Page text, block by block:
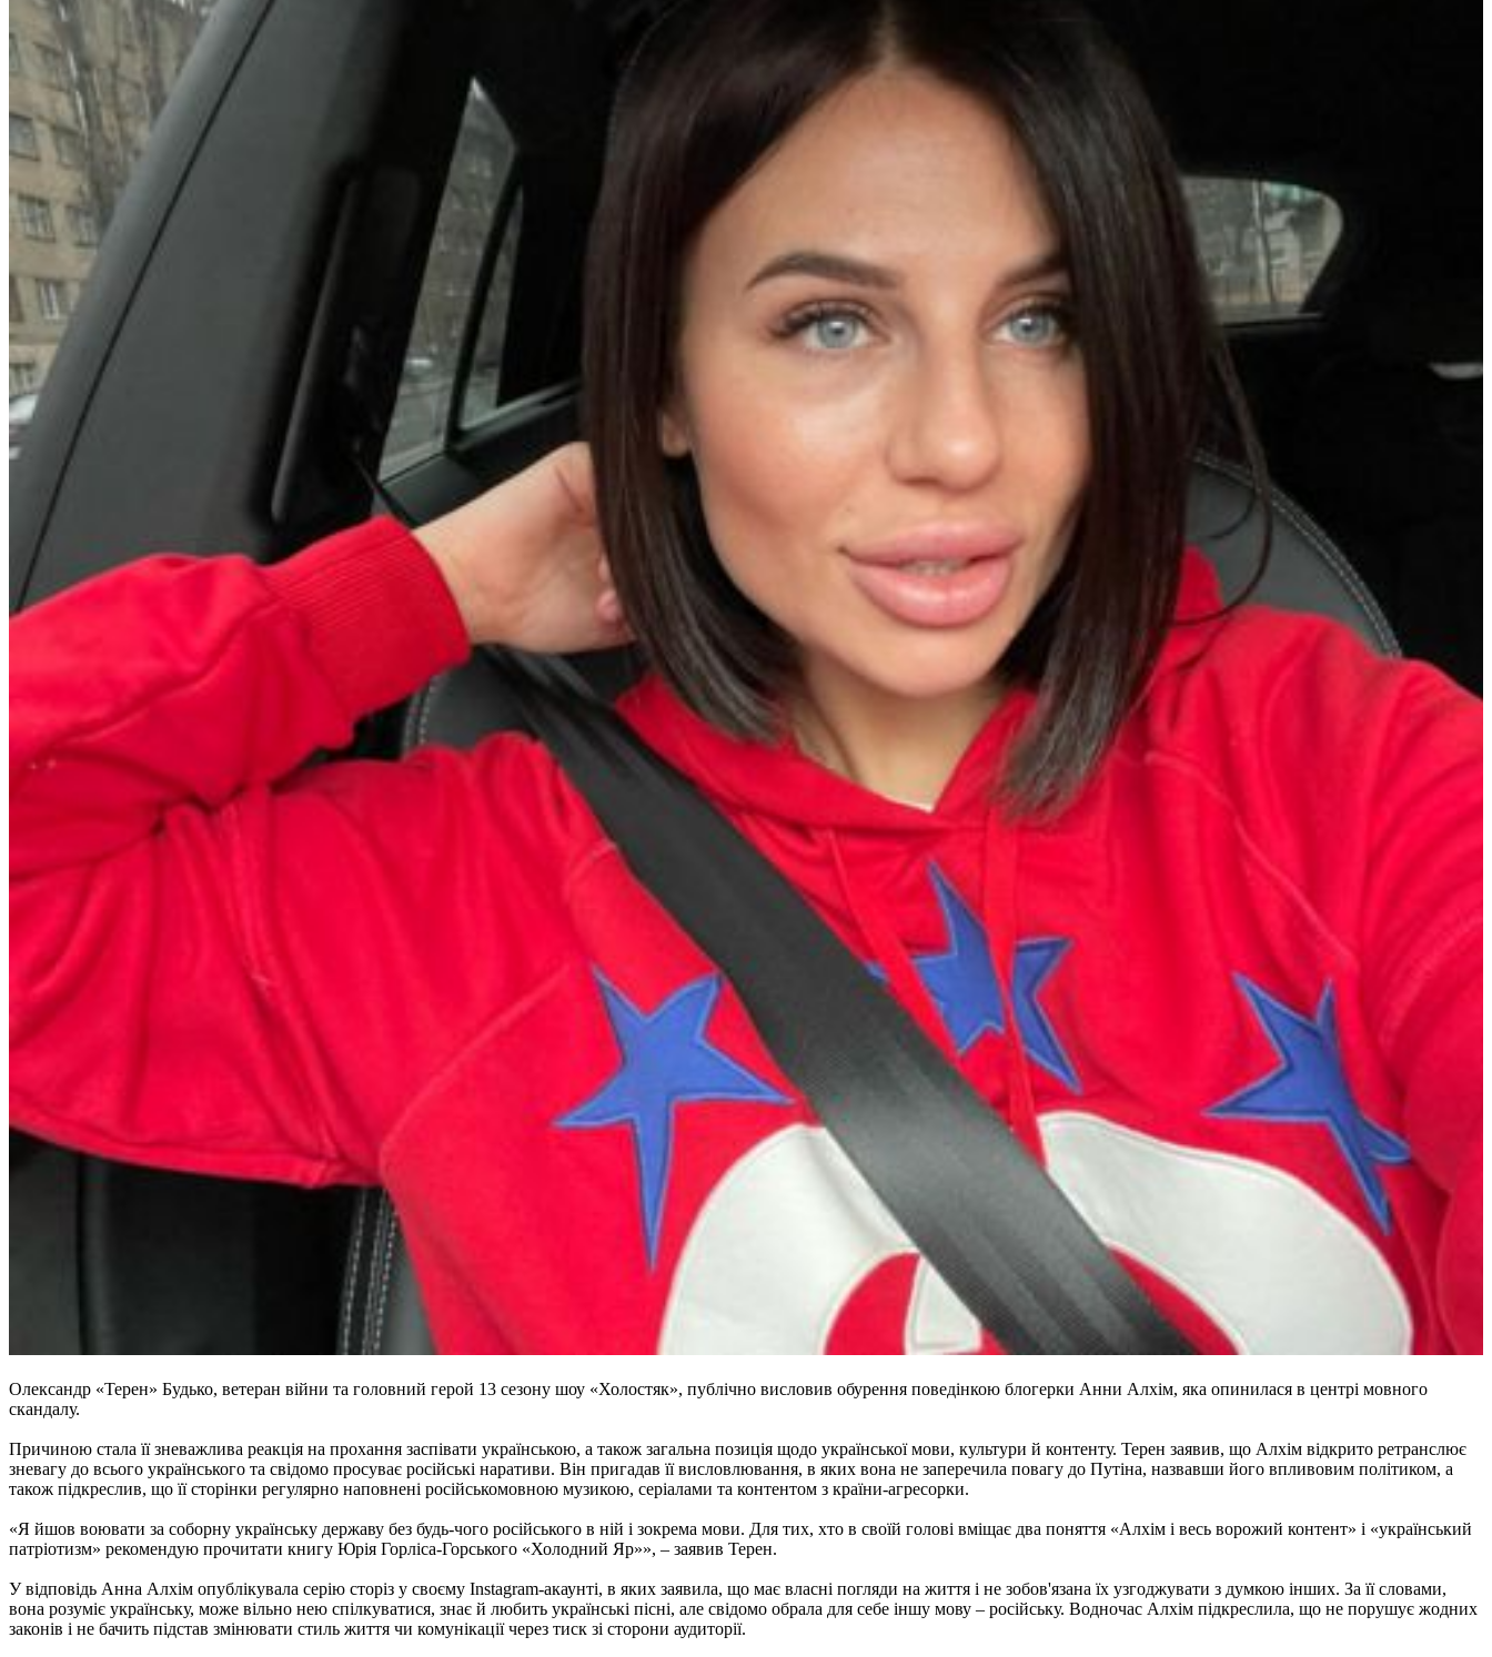
Олександр «Терен» Будько, ветеран війни та головний герой 13 сезону шоу «Холостяк», публічно висловив обурення поведінкою блогерки Анни Алхім, яка опинилася в центрі мовного
скандалу.
Причиною стала її зневажлива реакція на прохання заспівати українською, а також загальна позиція щодо української мови, культури й контенту. Терен заявив, що Алхім відкрито ретранслює
зневагу до всього українського та свідомо просуває російські наративи. Він пригадав її висловлювання, в яких вона не заперечила повагу до Путіна, назвавши його впливовим політиком, а
також підкреслив, що її сторінки регулярно наповнені російськомовною музикою, серіалами та контентом з країни-агресорки.
«Я йшов воювати за соборну українську державу без будь-чого російського в ній і зокрема мови. Для тих, хто в своїй голові вміщає два поняття «Алхім і весь ворожий контент» і «український
патріотизм» рекомендую прочитати книгу Юрія Горліса-Горського «Холодний Яр»», – заявив Терен.
У відповідь Анна Алхім опублікувала серію сторіз у своєму Instagram-акаунті, в яких заявила, що має власні погляди на життя і не зобов'язана їх узгоджувати з думкою інших. За її словами,
вона розуміє українську, може вільно нею спілкуватися, знає й любить українські пісні, але свідомо обрала для себе іншу мову – російську. Водночас Алхім підкреслила, що не порушує жодних
законів і не бачить підстав змінювати стиль життя чи комунікації через тиск зі сторони аудиторії.